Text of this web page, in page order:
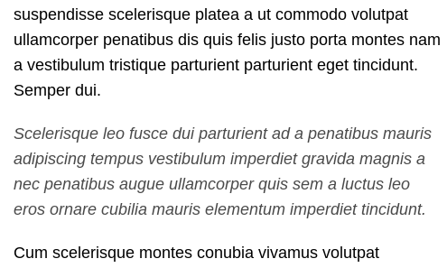
suspendisse scelerisque platea a ut commodo volutpat
ullamcorper penatibus dis quis felis justo porta montes nam
a vestibulum tristique parturient parturient eget tincidunt.
Semper dui.
Scelerisque leo fusce dui parturient ad a penatibus mauris
adipiscing tempus vestibulum imperdiet gravida magnis a
nec penatibus augue ullamcorper quis sem a luctus leo
eros ornare cubilia mauris elementum imperdiet tincidunt.
Cum scelerisque montes conubia vivamus volutpat